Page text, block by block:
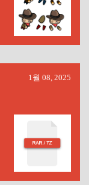
1월 08, 2025